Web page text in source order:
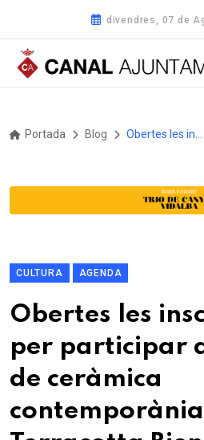
divendres, 07 de
Portada Blog
CULTURA AGENDA
Obertes les
per participar
de ceràmica